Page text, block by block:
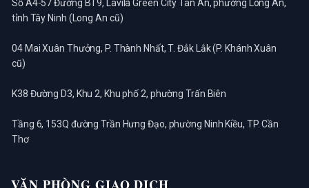
Số A4-57 Đường BT9, Lavila Green City Tân An, phường Long
04 Mai Xuân Thưởng, P. Thành Nhất, T. Đắk Lắk (P. Khánh Xuân
Tầng 6, 153Q đường Trần Hưng Đạo, phường Ninh Kiều, TP. Cần